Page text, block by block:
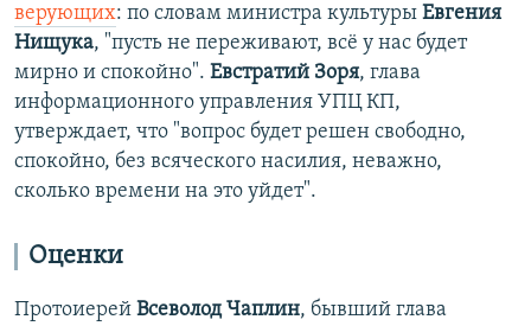
верующих: по словам министра культуры Евгения
Нищука, "пусть не переживают, всё у нас будет
мирно и спокойно". Евстратий Зоря, глава
информационного управления УПЦ КП,
утверждает, что "вопрос будет решен свободно,
спокойно, без всяческого насилия, неважно,
сколько времени на это уйдет".
Оценки
Протоиерей Всеволод Чаплин, бывший глава